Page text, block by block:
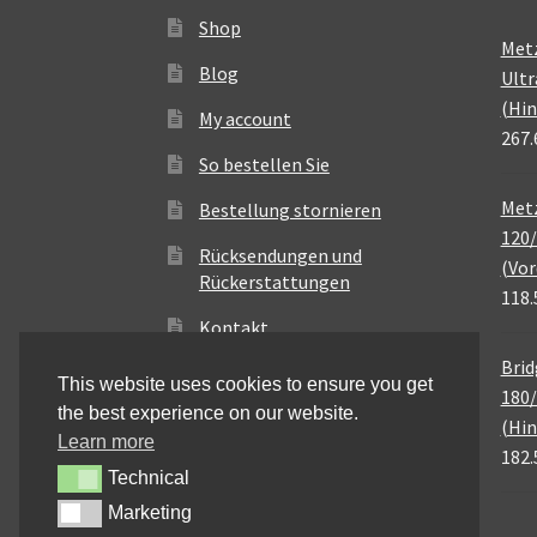
Shop
Blog
My account
So bestellen Sie
Bestellung stornieren
Rücksendungen und
Rückerstattungen
Kontakt
This website uses cookies to ensure you get
the best experience on our website.
Learn more
TechnicalTechnical
MarketingMarketing